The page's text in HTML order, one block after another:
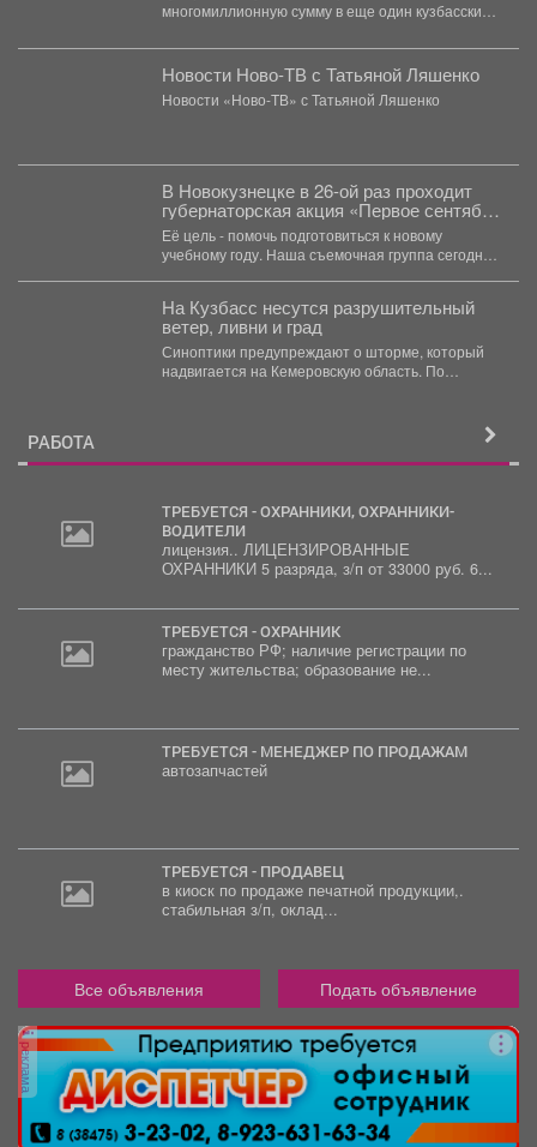
многомиллионную сумму в еще один кузбасский
Новости Ново-ТВ с Татьяной Ляшенко
Новости «Ново-ТВ» с Татьяной Ляшенко
В Новокузнецке в 26-ой раз проходит
губернаторская акция «Первое сентября
каждому школьнику».
Её цель - помочь подготовиться к новому
учебному году. Наша съемочная группа сегодня
На Кузбасс несутся разрушительный
ветер, ливни и град
Синоптики предупреждают о шторме, который
надвигается на Кемеровскую область. По
РАБОТА
ТРЕБУЕТСЯ - ОХРАННИКИ, ОХРАННИКИ-
ВОДИТЕЛИ
лицензия.. ЛИЦЕНЗИРОВАННЫЕ
ОХРАННИКИ 5 разряда, з/п от 33000 руб. 6...
ТРЕБУЕТСЯ - ОХРАННИК
гражданство РФ; наличие регистрации по
месту жительства; образование не...
ТРЕБУЕТСЯ - МЕНЕДЖЕР ПО ПРОДАЖАМ
автозапчастей
ТРЕБУЕТСЯ - ПРОДАВЕЦ
в киоск по продаже печатной продукции,.
стабильная з/п, оклад...
Все объявления Подать объявление
реклама